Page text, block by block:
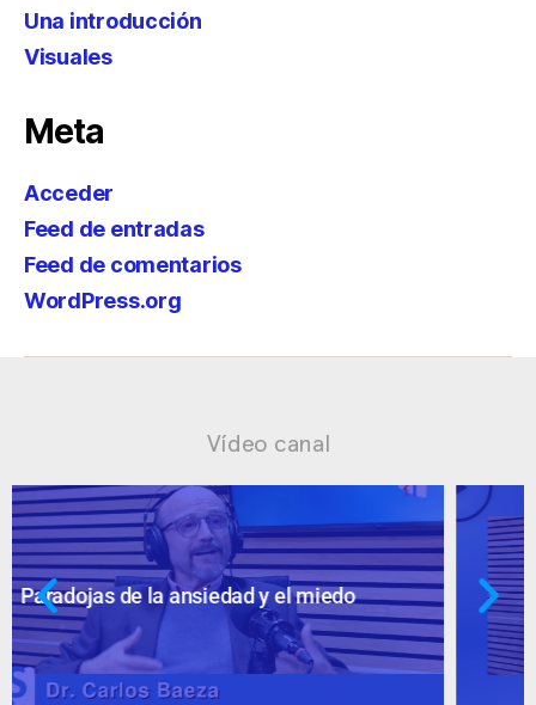
Una introducción
Visuales
Meta
Acceder
Feed de entradas
Feed de comentarios
WordPress.org
Vídeo canal
Ansiedad: supuestos cuestionables